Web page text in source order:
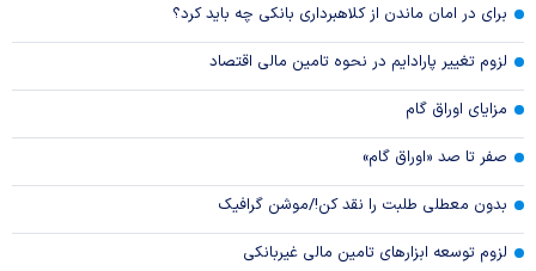
برای در امان ماندن از کلاهبرداری بانکی چه باید کرد؟
لزوم تغییر پارادایم در نحوه تامین مالی اقتصاد
مزایای اوراق گام
صفر تا صد «اوراق گام»
بدون معطلی طلبت را نقد کن!/موشن گرافیک
لزوم توسعه ابزارهای تامین مالی غیربانکی